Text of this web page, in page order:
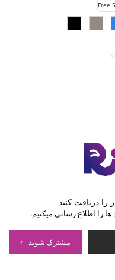
Free
را دریافت کنید
ها را اطلاع رسانی میکنیم.
مشترک شوید